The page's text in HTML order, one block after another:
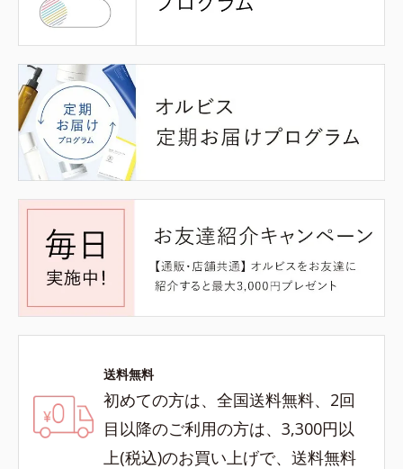
送料無料
初めての方は、全国送料無料、2回
目以降のご利用の方は、3,300円以
上(税込)のお買い上げで、送料無料